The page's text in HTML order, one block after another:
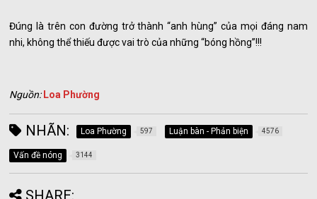
Đúng là trên con đường trở thành “anh hùng” của mọi đáng nam
nhi, không thể thiếu được vai trò của những “bóng hồng”!!!
Nguồn: Loa Phường
NHÃN: Loa Phường 597 Luận bàn - Phản biện 4576
Vấn đề nóng 3144
SHARE: